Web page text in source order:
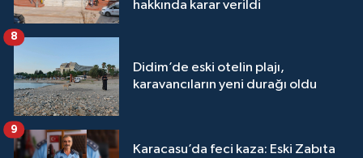
hakkında karar verildi
Didim’de eski otelin plajı,
karavancıların yeni durağı oldu
8
Karacasu’da feci kaza: Eski Zabıta
9